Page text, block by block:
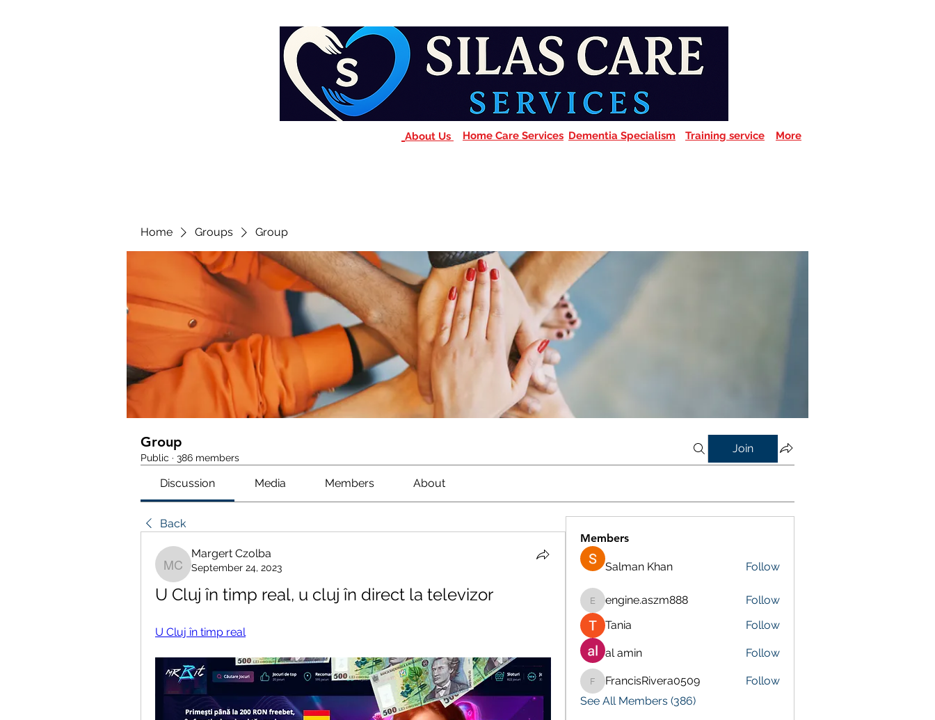
About Us Home Care Services Dementia Specialism Training service More
Home Groups Group
Group
Public · 386 members
Join
Discussion Media Members About
Back
Margert Czolba
Margert Czolba
September 24, 2023
U Cluj în timp real, u cluj în direct la televizor
U Cluj în timp real
Members
Salman Khan Follow
engine.aszm888
engine.aszm888
Follow
Tania
Follow
al amin Follow
FrancisRivera0509
FrancisRivera0509
Follow
See All Members (386)